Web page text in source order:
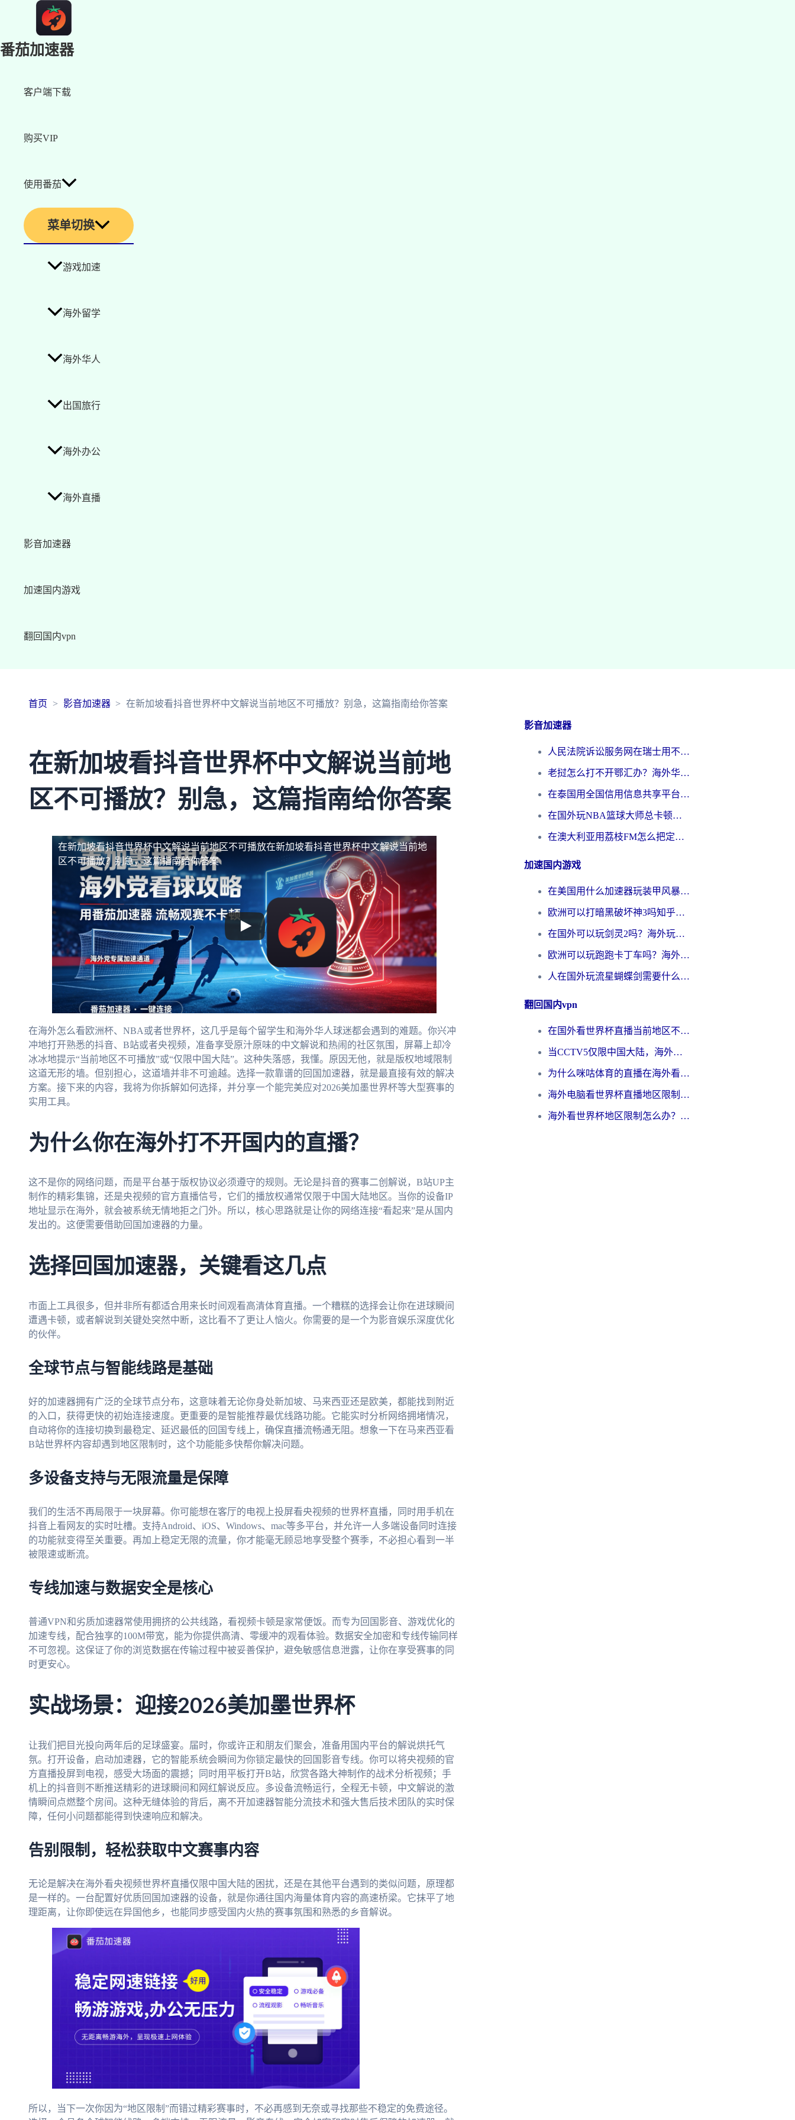
番茄加速器
客户端下载
购买VIP
使用番茄
菜单切换
游戏加速
海外留学
海外华人
出国旅行
海外办公
海外直播
影音加速器
加速国内游戏
翻回国内vpn
首页 影音加速器 在新加坡看抖音世界杯中文解说当前地区不可播放？别急，这篇指南给你答案
在新加坡看抖音世界杯中文解说当前地
区不可播放？别急，这篇指南给你答案
在新加坡看抖音世界杯中文解说当前地区不可播放在新加坡看抖音世界杯中文解说当前地
区不可播放？别急，这篇指南给你答案
在海外怎么看欧洲杯、NBA或者世界杯，这几乎是每个留学生和海外华人球迷都会遇到的难题。你兴冲
冲地打开熟悉的抖音、B站或者央视频，准备享受原汁原味的中文解说和热闹的社区氛围，屏幕上却冷
冰冰地提示“当前地区不可播放”或“仅限中国大陆”。这种失落感，我懂。原因无他，就是版权地域限制
这道无形的墙。但别担心，这道墙并非不可逾越。选择一款靠谱的回国加速器，就是最直接有效的解决
方案。接下来的内容，我将为你拆解如何选择，并分享一个能完美应对2026美加墨世界杯等大型赛事的
实用工具。
为什么你在海外打不开国内的直播？
这不是你的网络问题，而是平台基于版权协议必须遵守的规则。无论是抖音的赛事二创解说，B站UP主
制作的精彩集锦，还是央视频的官方直播信号，它们的播放权通常仅限于中国大陆地区。当你的设备IP
地址显示在海外，就会被系统无情地拒之门外。所以，核心思路就是让你的网络连接“看起来”是从国内
发出的。这便需要借助回国加速器的力量。
选择回国加速器，关键看这几点
市面上工具很多，但并非所有都适合用来长时间观看高清体育直播。一个糟糕的选择会让你在进球瞬间
遭遇卡顿，或者解说到关键处突然中断，这比看不了更让人恼火。你需要的是一个为影音娱乐深度优化
的伙伴。
全球节点与智能线路是基础
好的加速器拥有广泛的全球节点分布，这意味着无论你身处新加坡、马来西亚还是欧美，都能找到附近
的入口，获得更快的初始连接速度。更重要的是智能推荐最优线路功能。它能实时分析网络拥堵情况，
自动将你的连接切换到最稳定、延迟最低的回国专线上，确保直播流畅通无阻。想象一下在马来西亚看
B站世界杯内容却遇到地区限制时，这个功能能多快帮你解决问题。
多设备支持与无限流量是保障
我们的生活不再局限于一块屏幕。你可能想在客厅的电视上投屏看央视频的世界杯直播，同时用手机在
抖音上看网友的实时吐槽。支持Android、iOS、Windows、mac等多平台，并允许一人多端设备同时连接
的功能就变得至关重要。再加上稳定无限的流量，你才能毫无顾忌地享受整个赛季，不必担心看到一半
被限速或断流。
专线加速与数据安全是核心
普通VPN和劣质加速器常使用拥挤的公共线路，看视频卡顿是家常便饭。而专为回国影音、游戏优化的
加速专线，配合独享的100M带宽，能为你提供高清、零缓冲的观看体验。数据安全加密和专线传输同样
不可忽视。这保证了你的浏览数据在传输过程中被妥善保护，避免敏感信息泄露，让你在享受赛事的同
时更安心。
实战场景：迎接2026美加墨世界杯
让我们把目光投向两年后的足球盛宴。届时，你或许正和朋友们聚会，准备用国内平台的解说烘托气
氛。打开设备，启动加速器，它的智能系统会瞬间为你锁定最快的回国影音专线。你可以将央视频的官
方直播投屏到电视，感受大场面的震撼；同时用平板打开B站，欣赏各路大神制作的战术分析视频；手
机上的抖音则不断推送精彩的进球瞬间和网红解说反应。多设备流畅运行，全程无卡顿，中文解说的激
情瞬间点燃整个房间。这种无缝体验的背后，离不开加速器智能分流技术和强大售后技术团队的实时保
障，任何小问题都能得到快速响应和解决。
告别限制，轻松获取中文赛事内容
无论是解决在海外看央视频世界杯直播仅限中国大陆的困扰，还是在其他平台遇到的类似问题，原理都
是一样的。一台配置好优质回国加速器的设备，就是你通往国内海量体育内容的高速桥梁。它抹平了地
理距离，让你即使远在异国他乡，也能同步感受国内火热的赛事氛围和熟悉的乡音解说。
所以，当下一次你因为“地区限制”而错过精彩赛事时，不必再感到无奈或寻找那些不稳定的免费途径。
影音加速器
人民法院诉讼服务网在瑞士用不了怎么办？海外华人必备的回国加速指南
老挝怎么打不开鄂汇办？海外华人必看的回国加速全攻略（附欧洲杯小说流畅技巧）
在泰国用全国信用信息共享平台怎么把定位修改到中国国内？海外党解决国内服务访问难题的实用指南
在国外玩NBA篮球大师总卡顿？这篇解决你所有海外看国内内容的烦恼
在澳大利亚用荔枝FM怎么把定位修改到中国国内？海外华人必看的内容访问指南
加速国内游戏
在美国用什么加速器玩装甲风暴？海外玩家亲测有效的国服游戏加速指南
欧洲可以打暗黑破坏神3吗知乎？海外玩家国服游戏加速终极指南
在国外可以玩剑灵2吗？海外玩家国服畅玩终极指南（附永恒之塔明日方舟加速方案）
欧洲可以玩跑跑卡丁车吗？海外玩家国服游戏畅玩终极指南（附QQ炫舞剑网3解决方案）
人在国外玩流星蝴蝶剑需要什么加速器？老玩家亲测的终极解决方案
翻回国内vpn
在国外看世界杯直播当前地区不可播放？海外党必看的回国加速全攻略
当CCTV5仅限中国大陆，海外球迷的世界杯狂欢如何继续？
为什么咪咕体育的直播在海外看不了？3步解决海外看世界杯+抖音地区限制难题
海外电脑看世界杯直播地区限制怎么办？你需要一个聪明的加速器
海外看世界杯地区限制怎么办？一篇搞定咪咕视频播放+国内资源无缝访问指南